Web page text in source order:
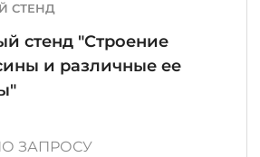
СТЕНД
стенд "Строение
и различные ее
ЗАПРОСУ